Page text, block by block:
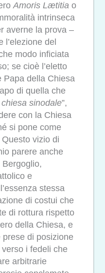
Amoris Lætitia o
intrinseca
averne la prova –
l’elezione del
modo inficiata
se cioè l’eletto
Papa della Chiesa
di quella che
sinodale”,
con la Chiesa
si pone come
vizio di
parere anche
e
stessa
di costui che
di rottura rispetto
della Chiesa, e
di posizione
verso i fedeli che
arbitrarie